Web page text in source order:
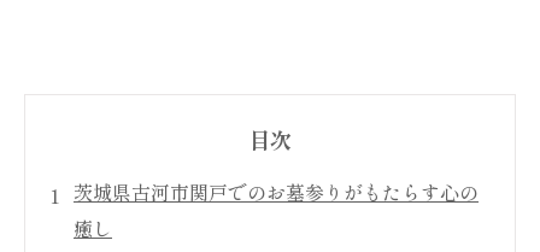
目次
茨城県古河市関戸でのお墓参りがもたらす心の
癒し